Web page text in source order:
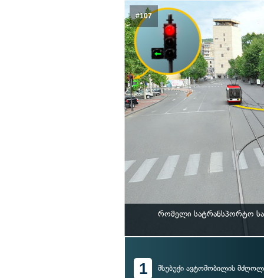
#107
რომელი სატრანსპორტო
1 მსუბუქი ავტომობილის